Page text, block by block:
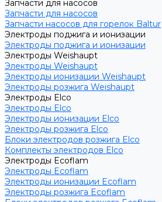
Запчасти для насосов
Запчасти для насосов
Запчасти насосов для горелок Baltur
Электроды поджига и ионизации
Электроды поджига и ионизации
Электроды Weishaupt
Электроды Weishaupt
Электроды ионизации Weishaupt
Электроды розжига Weishaupt
Электроды Elco
Электроды Elco
Электроды ионизации Elco
Электроды розжига Elco
Блоки электродов розжига Elco
Комплекты электродов Elco
Электроды Ecoflam
Электроды Ecoflam
Электроды ионизации Ecoflam
Электроды розжига Ecoflam